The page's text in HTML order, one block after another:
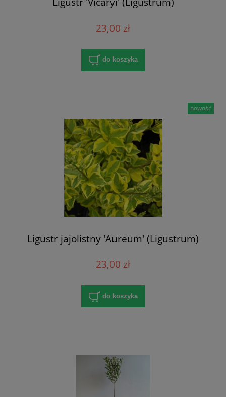
23,00 zł
do koszyka
Ligustr jajolistny 'Aureum' (Ligustrum)
23,00 zł
do koszyka
nowość